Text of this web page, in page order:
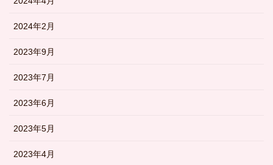
2024年2月
2023年9月
2023年7月
2023年6月
2023年5月
2023年4月